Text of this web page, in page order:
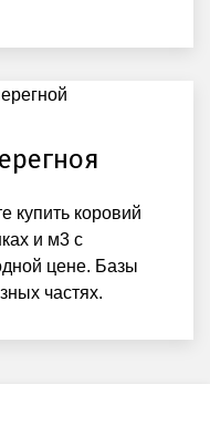
купить коровий
и м3 с
цене. Базы
частях.